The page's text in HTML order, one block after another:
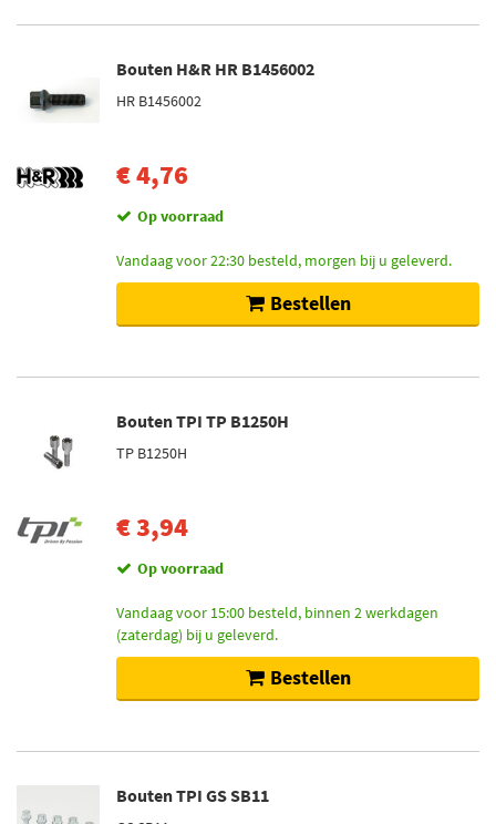
Bouten H&R HR B1456002
HR B1456002
€ 4,76
Op voorraad
Vandaag voor 22:30 besteld, morgen bij u geleverd.
Bestellen
Bouten TPI TP B1250H
TP B1250H
€ 3,94
Op voorraad
Vandaag voor 15:00 besteld, binnen 2 werkdagen
(zaterdag) bij u geleverd.
Bestellen
Bouten TPI GS SB11